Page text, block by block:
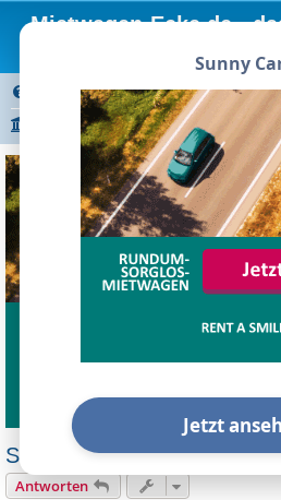
Mietwagen-Ecke.de -
Foren-Übersicht
Sunny Cars Mallorca
Antworten
Sunny
Jetzt